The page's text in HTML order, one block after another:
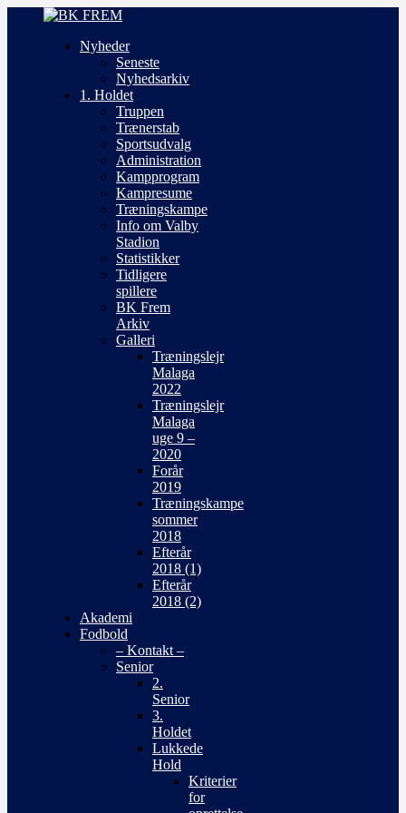
Nyheder
Seneste
Nyhedsarkiv
1. Holdet
Truppen
Trænerstab
Sportsudvalg
Administration
Kampprogram
Kampresume
Træningskampe
Info om Valby
Stadion
Statistikker
Tidligere
spillere
BK Frem
Arkiv
Galleri
Træningslejr
Malaga
2022
Træningslejr
Malaga
uge 9 –
2020
Forår
2019
Træningskampe
sommer
2018
Efterår
2018 (1)
Efterår
2018 (2)
Akademi
Fodbold
– Kontakt –
Senior
2.
Senior
3.
Holdet
Lukkede
Hold
Kriterier
for